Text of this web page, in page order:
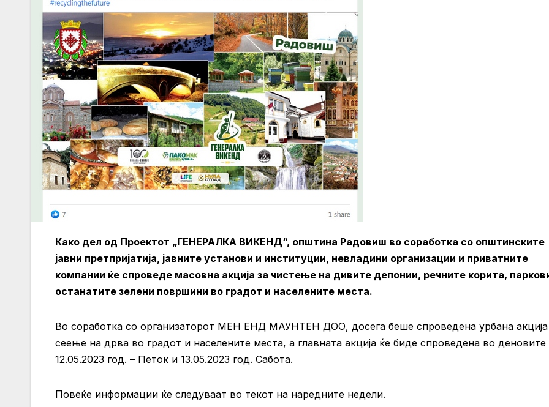
Како дел од Проектот „ГЕНЕРАЛКА ВИКЕНД“, општина Радовиш во соработка со општинските
јавни претпријатија, јавните установи и институции, невладини организации и приватните
компании ќе спроведе масовна акција за чистење на дивите депонии, речните корита,
останатите зелени површини во градот и населените места.
Во соработка со организаторот МЕН ЕНД МАУНТЕН ДОО, досега беше спроведена урбана акција
сеење на дрва во градот и населените места, а главната акција ќе биде спроведена во деновите
12.05.2023 год. – Петок и 13.05.2023 год. Сабота.
Повеќе информации ќе следуваат во текот на наредните недели.